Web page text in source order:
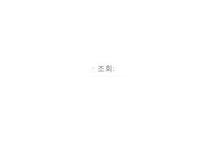
ㆍ조회: